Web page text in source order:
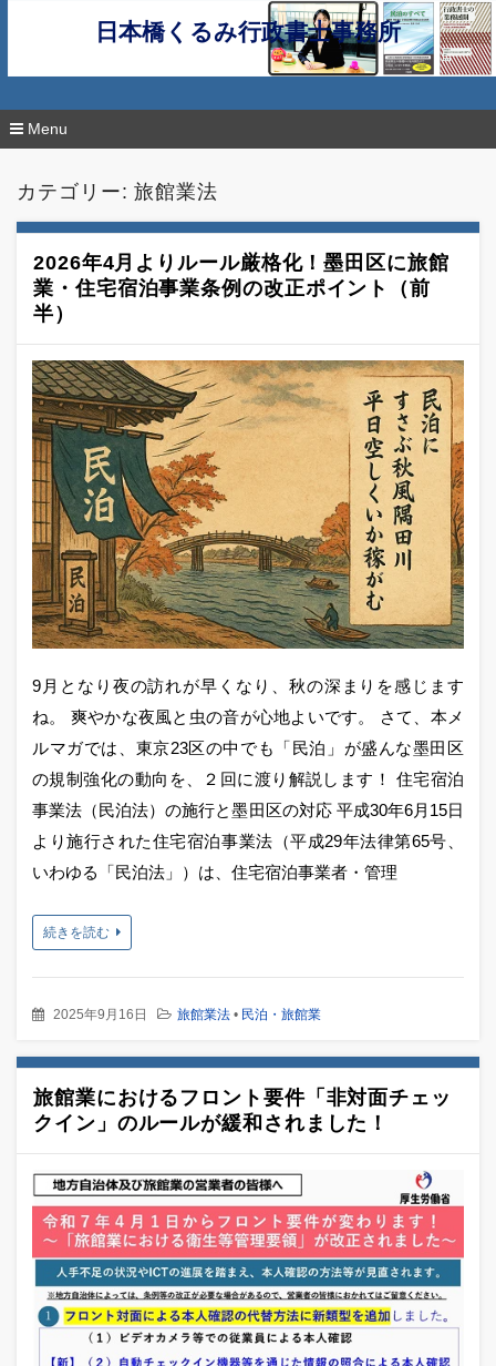
日本橋くるみ行政書士事務所
Menu
カテゴリー:旅館業法
2026年4月よりルール厳格化！墨田区に旅館
業・住宅宿泊事業条例の改正ポイント（前
半）
9月となり夜の訪れが早くなり、秋の深まりを感じます
ね。 爽やかな夜風と虫の音が心地よいです。 さて、本メ
ルマガでは、東京23区の中でも「民泊」が盛んな墨田区
の規制強化の動向を、２回に渡り解説します！ 住宅宿泊
事業法（民泊法）の施行と墨田区の対応 平成30年6月15日
より施行された住宅宿泊事業法（平成29年法律第65号、
いわゆる「民泊法」）は、住宅宿泊事業者・管理
続きを読む
2025年9月16日 旅館業法 • 民泊・旅館業
旅館業におけるフロント要件「非対面チェッ
クイン」のルールが緩和されました！